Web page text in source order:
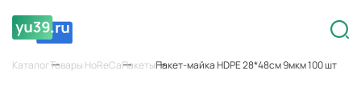
КаталогТовары HoReCaПакетыПакет-майка HDPE 28*48см 9мкм 100 шт